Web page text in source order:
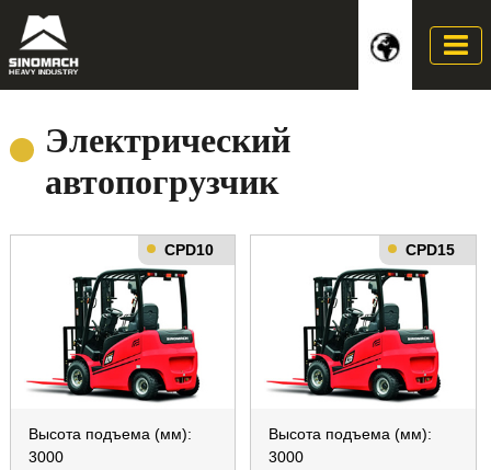
Электрический
автопогрузчик
CPD10
Высота подъема (мм):
3000
CPD15
Высота подъема (мм):
3000